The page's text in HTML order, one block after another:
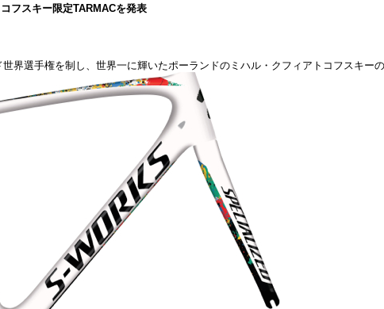
フスキー限定TARMACを発表
界選手権を制し、世界一に輝いたポーランドのミハル・クフィアトコフスキ